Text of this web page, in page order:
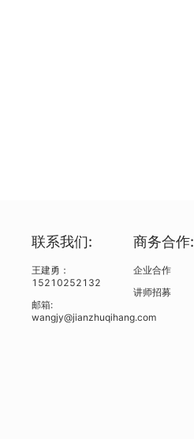
联系我们:
王建勇：
15210252132
邮箱:
wangjy@jianzhuqihang.com
商务合作:
企业合作
讲师招募